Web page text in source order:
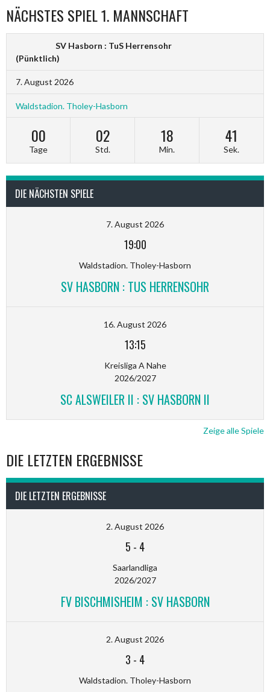
NÄCHSTES SPIEL 1. MANNSCHAFT
SV Hasborn : TuS Herrensohr
(Pünktlich)
7. August 2026
Waldstadion. Tholey-Hasborn
00
Tage
02
Std.
18
Min.
40
Sek.
DIE NÄCHSTEN SPIELE
7. August 2026
19:00
Waldstadion. Tholey-Hasborn
SV HASBORN : TUS HERRENSOHR
16. August 2026
13:15
Kreisliga A Nahe
2026/2027
SC ALSWEILER II : SV HASBORN II
Zeige alle Spiele
DIE LETZTEN ERGEBNISSE
DIE LETZTEN ERGEBNISSE
2. August 2026
5 - 4
Saarlandliga
2026/2027
FV BISCHMISHEIM : SV HASBORN
2. August 2026
3 - 4
Waldstadion. Tholey-Hasborn